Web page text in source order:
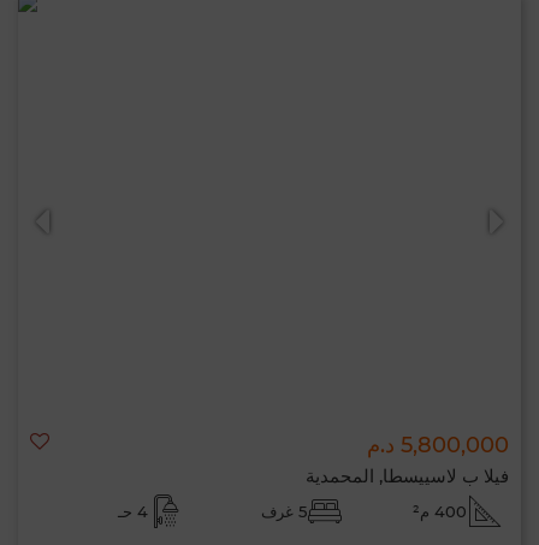
5,800,000 د.م
فيلا ب لاسييسطا, المحمدية
400 م² 5 غرف 4 حـ